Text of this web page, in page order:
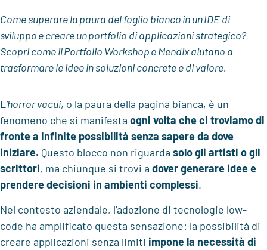
Come superare la paura del foglio bianco in un IDE di
sviluppo e creare un portfolio di applicazioni strategico?
Scopri come il Portfolio Workshop eMendixaiutano a
trasformare le idee in soluzioni concrete e di valore.
L’horror vacui, o la paura della pagina bianca, è un
fenomeno che si manifesta ogni volta che ci troviamo di
fronte a infinite possibilità senza sapere da dove
iniziare. Questo blocco non riguarda solo gli artisti o gli
scrittori, ma chiunque si trovi a dover generare idee e
prendere decisioni in ambienti complessi.
Nel contesto aziendale, l’adozione di tecnologie low-
code ha amplificato questa sensazione: la possibilità di
creare applicazioni senza limiti impone la necessità di